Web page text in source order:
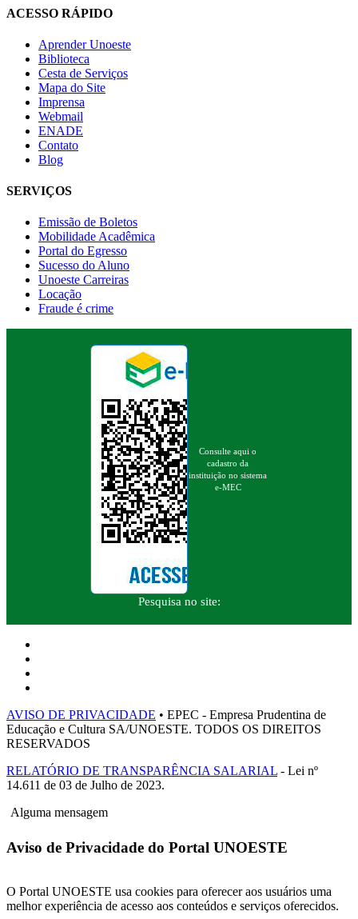
ACESSO RÁPIDO
Aprender Unoeste
Biblioteca
Cesta de Serviços
Mapa do Site
Imprensa
Webmail
ENADE
Contato
Blog
SERVIÇOS
Emissão de Boletos
Mobilidade Acadêmica
Portal do Egresso
Sucesso do Aluno
Unoeste Carreiras
Locação
Fraude é crime
Consulte aqui o
cadastro da
instituição no sistema
e-MEC
Pesquisa no site:
AVISO DE PRIVACIDADE • EPEC - Empresa Prudentina de
Educação e Cultura SA/UNOESTE. TODOS OS DIREITOS
RESERVADOS
RELATÓRIO DE TRANSPARÊNCIA SALARIAL - Lei nº
14.611 de 03 de Julho de 2023.
Alguma mensagem
Aviso de Privacidade do Portal UNOESTE
O Portal UNOESTE usa cookies para oferecer aos usuários uma
melhor experiência de acesso aos conteúdos e serviços oferecidos.